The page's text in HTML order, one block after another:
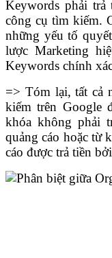
Keywords phải trả
công cụ tìm kiếm.
những yếu tố
lược Marketing
Keywords chính
=> Tóm lại, tất cả
kiếm trên Google
khóa không phải
quảng cáo hoặc từ
cáo được trả tiền